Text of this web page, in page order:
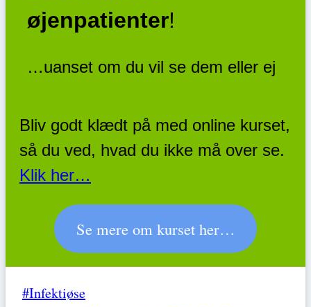
øjenpatienter!
…uanset om du vil se dem eller ej
Bliv godt klædt på med online kurset,
så du ved, hvad du ikke må over se.
Klik her…
Se mere om kurset her…
Post
#Infektiøse